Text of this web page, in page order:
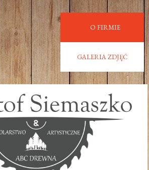
O FIRMIE
GALERIA ZDJĘĆ